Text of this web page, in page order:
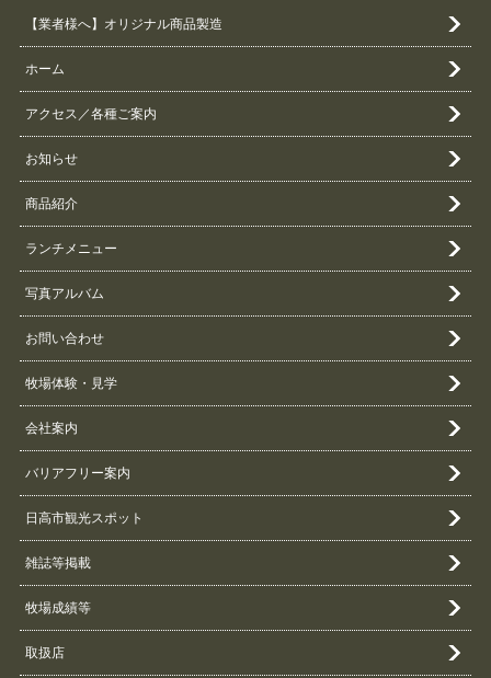
【業者様へ】オリジナル商品製造
ホーム
アクセス／各種ご案内
お知らせ
商品紹介
ランチメニュー
写真アルバム
お問い合わせ
牧場体験・見学
会社案内
バリアフリー案内
日高市観光スポット
雑誌等掲載
牧場成績等
取扱店